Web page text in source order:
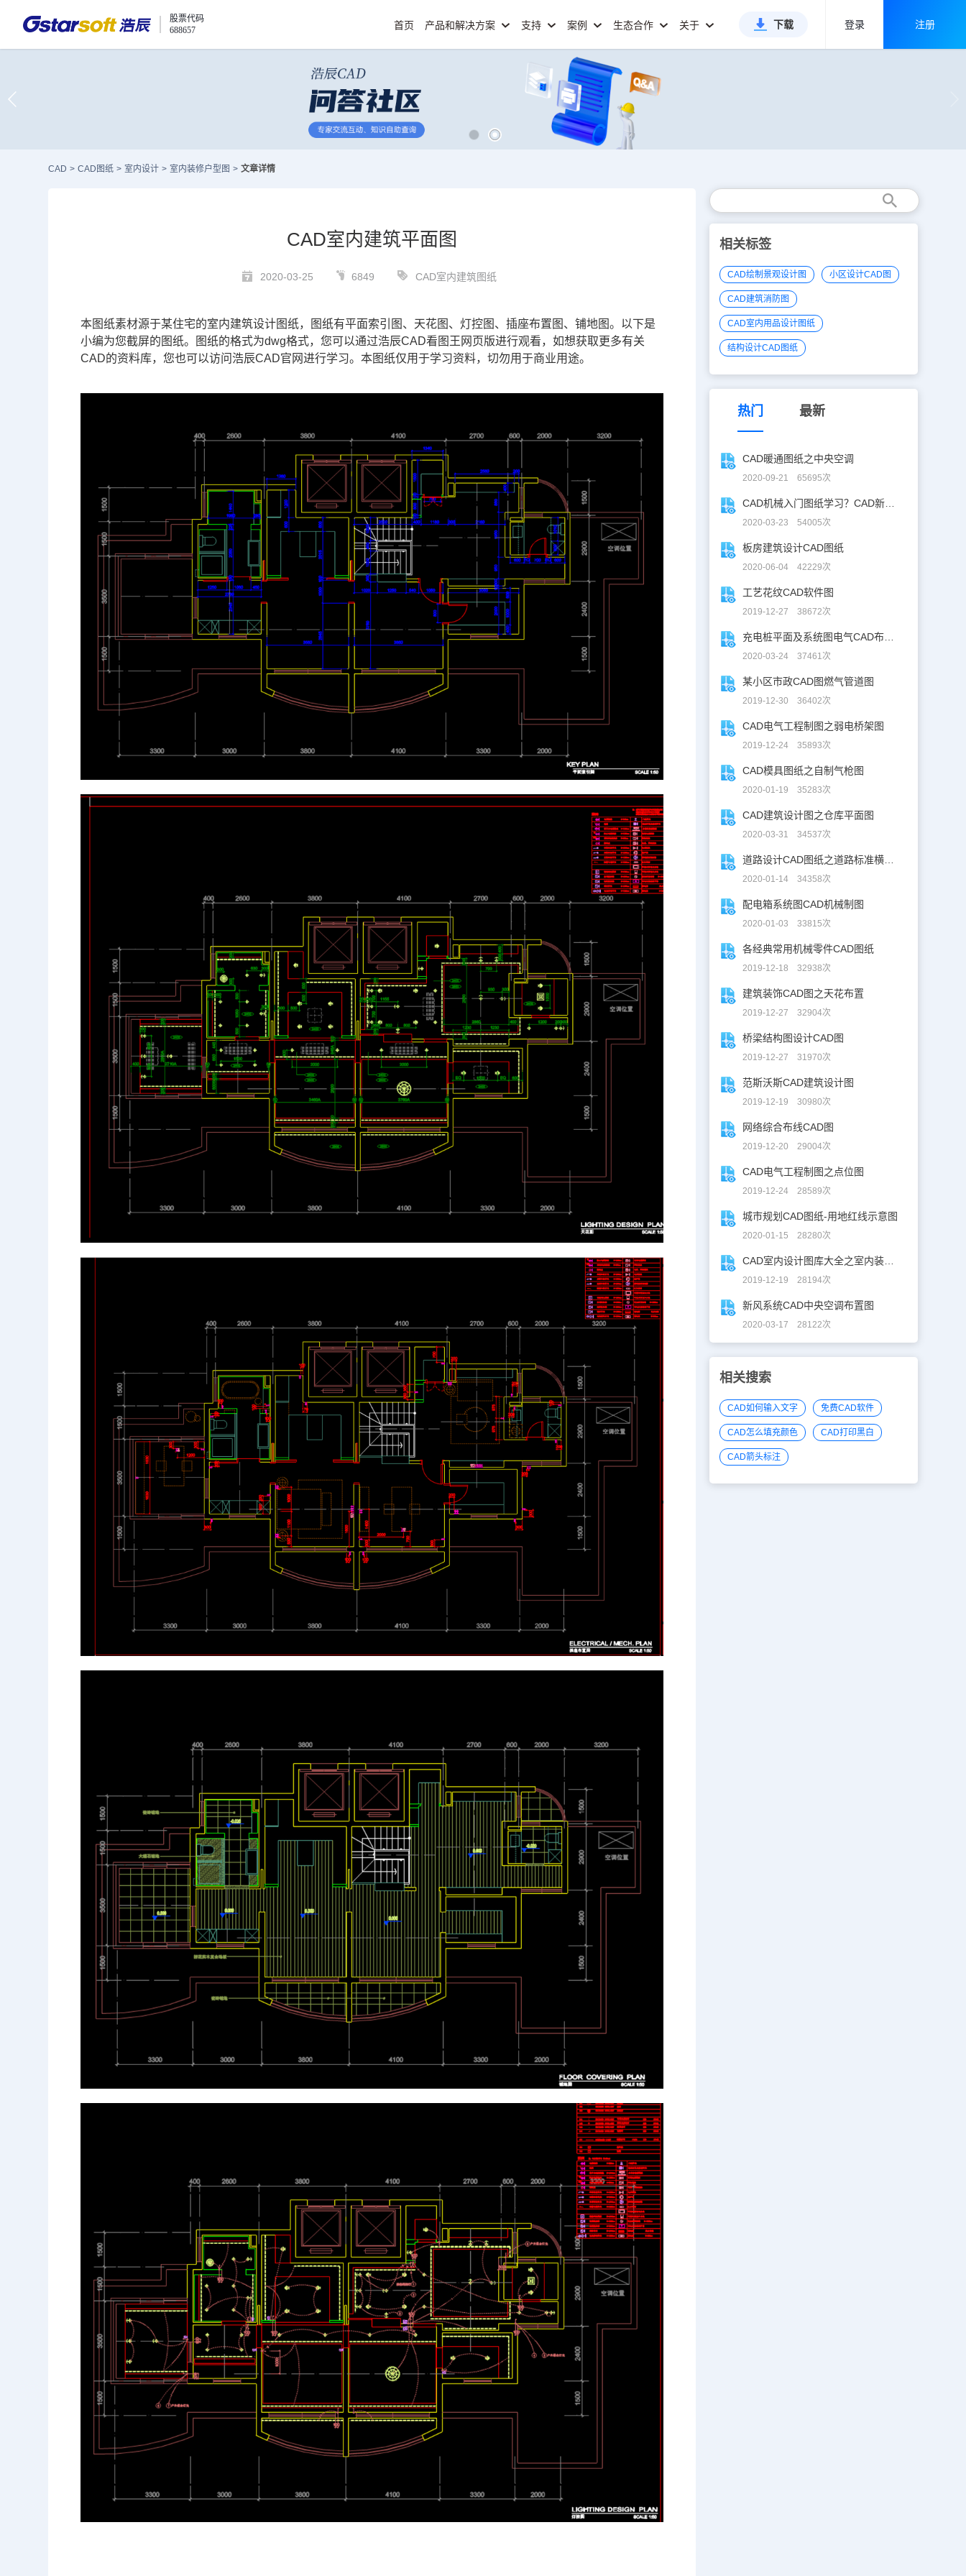
股票代码
688657
首页 产品和解决方案 支持 案例 生态合作 关于 下载 登录 注册
CAD > CAD图纸 > 室内设计 > 室内装修户型图 > 文章详情
CAD室内建筑平面图
2020-03-25 6849 CAD室内建筑图纸
本图纸素材源于某住宅的室内建筑设计图纸，图纸有平面索引图、天花图、灯控图、插座布置图、铺地图。以下是
小编为您截屏的图纸。图纸的格式为dwg格式，您可以通过浩辰CAD看图王网页版进行观看，如想获取更多有关
CAD的资料库，您也可以访问浩辰CAD官网进行学习。本图纸仅用于学习资料，切勿用于商业用途。
相关标签
CAD绘制景观设计图 小区设计CAD图
CAD建筑消防图
CAD室内用品设计图纸
结构设计CAD图纸
热门 最新
CAD暖通图纸之中央空调
2020-09-21 65695次
2020-03-23 54005次
板房建筑设计CAD图纸
2020-06-04 42229次
工艺花纹CAD软件图
2019-12-27 38672次
2020-03-24 37461次
某小区市政CAD图燃气管道图
2019-12-30 36402次
CAD电气工程制图之弱电桥架图
2019-12-24 35893次
CAD模具图纸之自制气枪图
2020-01-19 35283次
CAD建筑设计图之仓库平面图
2020-03-31 34537次
2020-01-14 34358次
配电箱系统图CAD机械制图
2020-01-03 33815次
各经典常用机械零件CAD图纸
2019-12-18 32938次
建筑装饰CAD图之天花布置
2019-12-27 32904次
桥梁结构图设计CAD图
2019-12-27 31970次
范斯沃斯CAD建筑设计图
2019-12-19 30980次
网络综合布线CAD图
2019-12-20 29004次
CAD电气工程制图之点位图
2019-12-24 28589次
城市规划CAD图纸-用地红线示意图
2020-01-15 28280次
2019-12-19 28194次
新风系统CAD中央空调布置图
2020-03-17 28122次
相关搜索
CAD如何输入文字 免费CAD软件
CAD怎么填充颜色 CAD打印黑白
CAD箭头标注